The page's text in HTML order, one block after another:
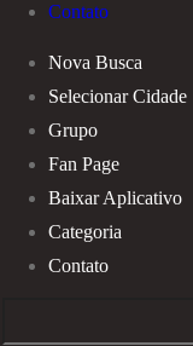
Contato
Nova Busca
Selecionar Cidade
Grupo
Fan Page
Baixar Aplicativo
Categoria
Contato